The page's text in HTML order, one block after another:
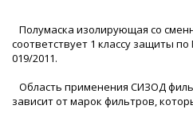
Полумаска изолирующая со
соответствует 1 классу защиты по
019/2011.
Область применения СИЗОД
зависит от марок фильтров,